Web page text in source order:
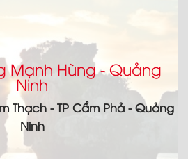
Mạnh Hùng - Quảng
Ninh
Thạch - TP Cẩm Phả - Quảng
Ninh